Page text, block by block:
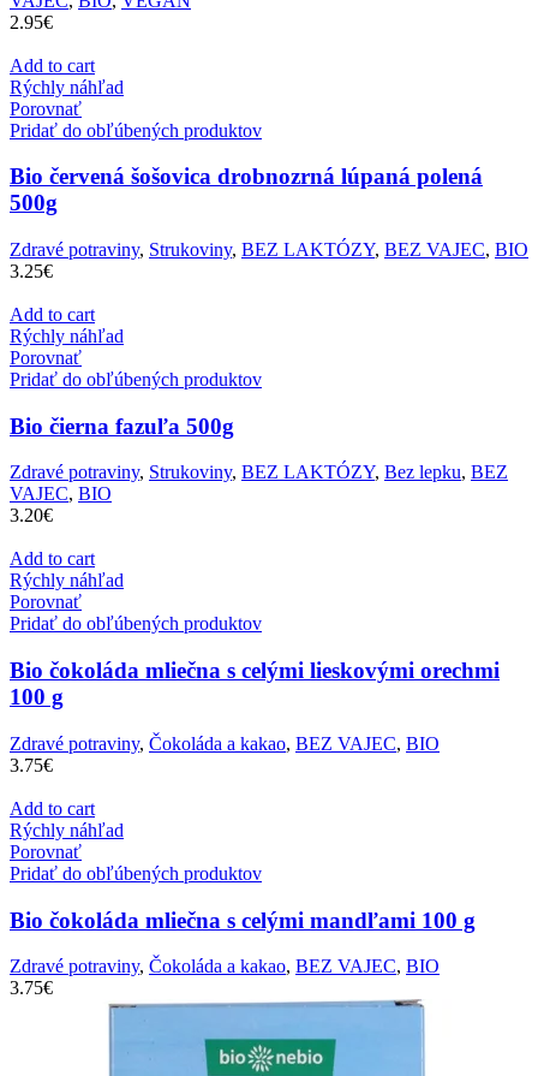
2.95€
Add to cart
Rýchly náhľad
Porovnať
Pridať do obľúbených produktov
Bio červená šošovica drobnozrná lúpaná polená
500g
Zdravé potraviny, Strukoviny, BEZ LAKTÓZY, BEZ VAJEC, BIO
3.25€
Add to cart
Rýchly náhľad
Porovnať
Pridať do obľúbených produktov
Bio čierna fazuľa 500g
Zdravé potraviny, Strukoviny, BEZ LAKTÓZY, Bez lepku, BEZ
VAJEC, BIO
3.20€
Add to cart
Rýchly náhľad
Porovnať
Pridať do obľúbených produktov
Bio čokoláda mliečna s celými lieskovými orechmi
100 g
Zdravé potraviny, Čokoláda a kakao, BEZ VAJEC, BIO
3.75€
Add to cart
Rýchly náhľad
Porovnať
Pridať do obľúbených produktov
Bio čokoláda mliečna s celými mandľami 100 g
Zdravé potraviny, Čokoláda a kakao, BEZ VAJEC, BIO
3.75€